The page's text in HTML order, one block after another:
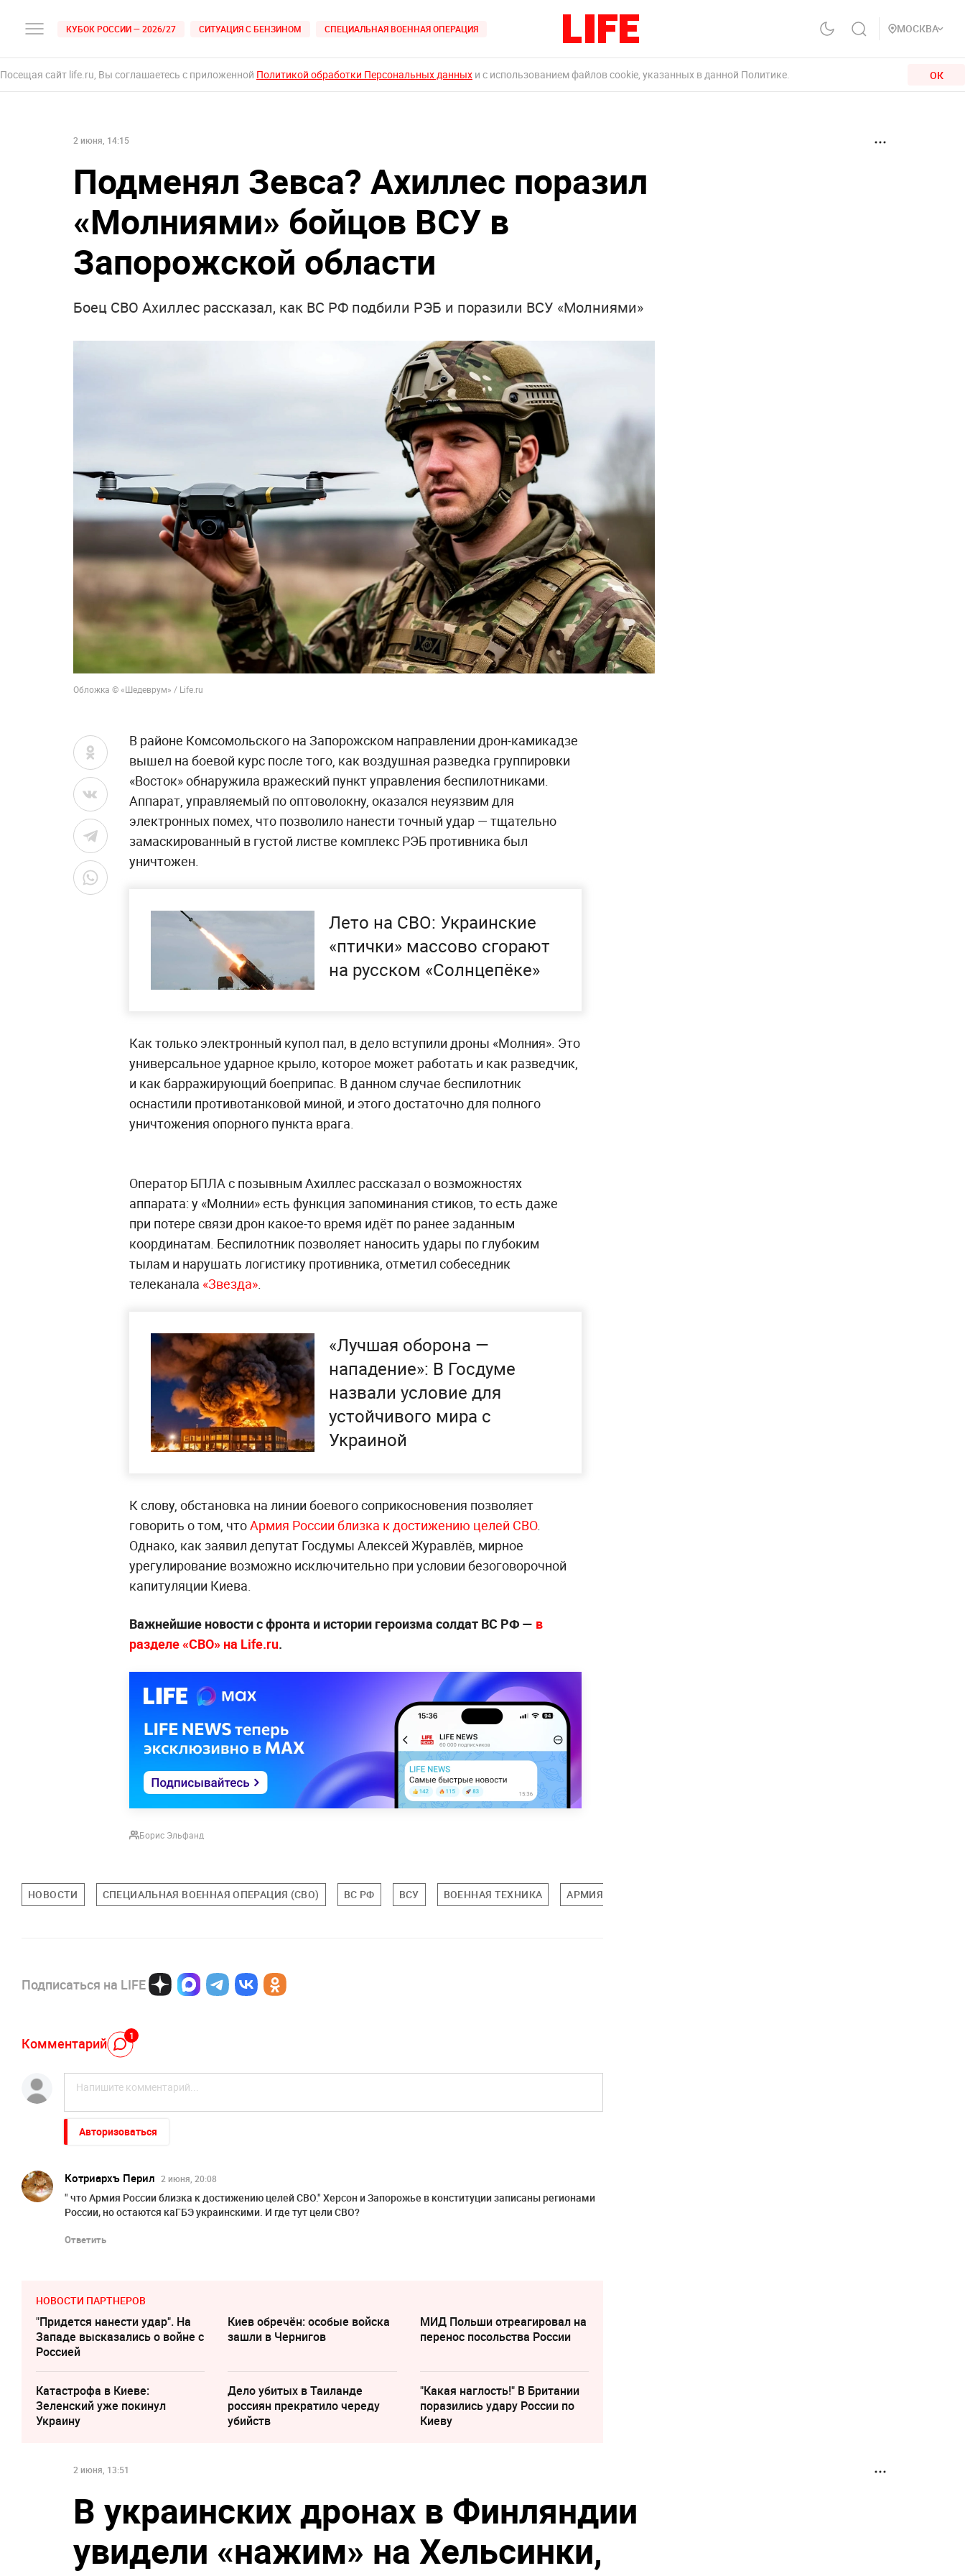
КУБОК РОССИИ — 2026/27 СИТУАЦИЯ С БЕНЗИНОМ СПЕЦИАЛЬНАЯ ВОЕННАЯ ОПЕРАЦИЯ МОСКВА
Посещая сайт life.ru, Вы соглашаетесь с приложенной Политикой обработки Персональных данных и с использованием файлов cookie, указанных в данной Политике. ОК
2 июня, 14:15
Подменял Зевса? Ахиллес поразил
«Молниями» бойцов ВСУ в
Запорожской области
Боец СВО Ахиллес рассказал, как ВС РФ подбили РЭБ и поразили ВСУ «Молниями»
Обложка © «Шедеврум» / Life.ru
В районе Комсомольского на Запорожском направлении дрон-камикадзе
вышел на боевой курс после того, как воздушная разведка группировки
«Восток» обнаружила вражеский пункт управления беспилотниками.
Аппарат, управляемый по оптоволокну, оказался неуязвим для
электронных помех, что позволило нанести точный удар — тщательно
замаскированный в густой листве комплекс РЭБ противника был
уничтожен.
Лето на СВО: Украинские
«птички» массово сгорают
на русском «Солнцепёке»
Как только электронный купол пал, в дело вступили дроны «Молния». Это
универсальное ударное крыло, которое может работать и как разведчик,
и как барражирующий боеприпас. В данном случае беспилотник
оснастили противотанковой миной, и этого достаточно для полного
уничтожения опорного пункта врага.
Оператор БПЛА с позывным Ахиллес рассказал о возможностях
аппарата: у «Молнии» есть функция запоминания стиков, то есть даже
при потере связи дрон какое-то время идёт по ранее заданным
координатам. Беспилотник позволяет наносить удары по глубоким
тылам и нарушать логистику противника, отметил собеседник
телеканала «Звезда».
«Лучшая оборона —
нападение»: В Госдуме
назвали условие для
устойчивого мира с
Украиной
К слову, обстановка на линии боевого соприкосновения позволяет
говорить о том, чтоАрмия России близка к достижению целей СВО.
Однако, как заявил депутат Госдумы Алексей Журавлёв, мирное
урегулирование возможно исключительно при условии безоговорочной
капитуляции Киева.
Важнейшие новости с фронта и истории героизма солдат ВС РФ — в
разделе «СВО» на Life.ru.
Борис Эльфанд
НОВОСТИ СПЕЦИАЛЬНАЯ ВОЕННАЯ ОПЕРАЦИЯ (СВО) ВС РФ ВСУ ВОЕННАЯ ТЕХНИКА АРМИЯ
Подписаться на LIFE
Комментарий 1
Авторизоваться
Котриархъ Перил 2 июня, 20:08
" что Армия России близка к достижению целей СВО." Херсон и Запорожье в конституции записаны регионами
России, но остаются каГБЭ украинскими. И где тут цели СВО?
Ответить
НОВОСТИ ПАРТНЕРОВ
"Придется нанести удар". На
Западе высказались о войне с
Россией
Киев обречён: особые войска
зашли в Чернигов
МИД Польши отреагировал на
перенос посольства России
Катастрофа в Киеве:
Зеленский уже покинул
Украину
Дело убитых в Таиланде
россиян прекратило череду
убийств
"Какая наглость!" В Британии
поразились удару России по
Киеву
2 июня, 13:51
В украинских дронах в Финляндии
увидели «нажим» на Хельсинки,